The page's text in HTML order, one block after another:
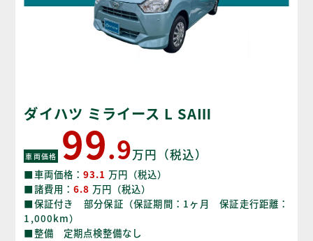
ダイハツ ミライース L SAⅢ
車両価格 99.9万円（税込）
■車両価格： 93.1 万円（税込）
■諸費用： 6.8 万円（税込）
■保証付き 部分保証（保証期間：1ヶ月 保証走行距離：
1,000km）
■整備 定期点検整備なし